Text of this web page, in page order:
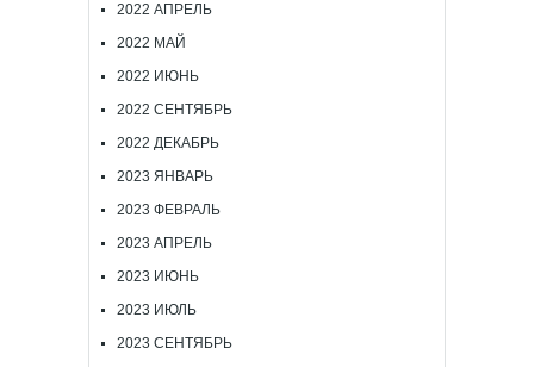
2022 АПРЕЛЬ
2022 МАЙ
2022 ИЮНЬ
2022 СЕНТЯБРЬ
2022 ДЕКАБРЬ
2023 ЯНВАРЬ
2023 ФЕВРАЛЬ
2023 АПРЕЛЬ
2023 ИЮНЬ
2023 ИЮЛЬ
2023 СЕНТЯБРЬ